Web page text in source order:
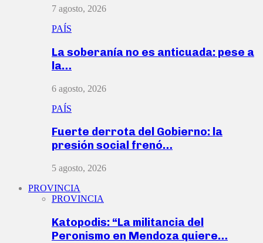
7 agosto, 2026
PAÍS
La soberanía no es anticuada: pese a
la…
6 agosto, 2026
PAÍS
Fuerte derrota del Gobierno: la
presión social frenó…
5 agosto, 2026
PROVINCIA
PROVINCIA
Katopodis: “La militancia del
Peronismo en Mendoza quiere…